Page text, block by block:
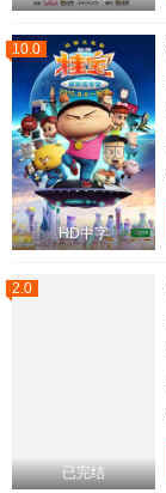
10.0
HD中字
2.0
已完结